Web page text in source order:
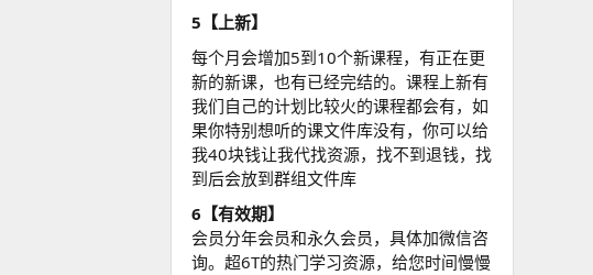
5【上新】
每个月会增加5到10个新课程，有正在更
新的新课，也有已经完结的。课程上新有
我们自己的计划比较火的课程都会有，如
果你特别想听的课文件库没有，你可以给
我40块钱让我代找资源，找不到退钱，找
到后会放到群组文件库
6【有效期】
会员分年会员和永久会员，具体加微信咨
询。超6T的热门学习资源，给您时间慢慢